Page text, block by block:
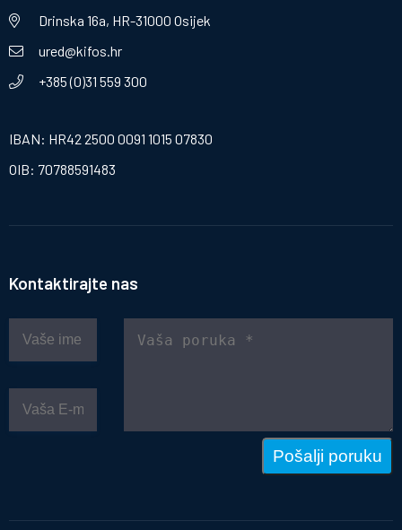
Drinska 16a, HR-31000 Osijek
ured@kifos.hr
+385 (0)31 559 300
IBAN: HR42 2500 0091 1015 07830
OIB: 70788591483
Kontaktirajte nas
Pošalji poruku